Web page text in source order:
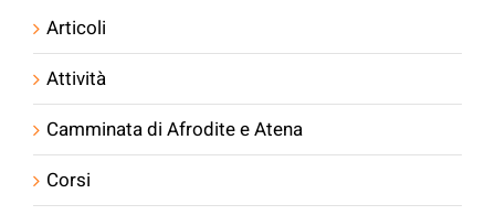
Articoli
Attività
Camminata di Afrodite e Atena
Corsi